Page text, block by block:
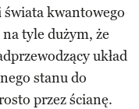
świata kwantowego
tyle dużym, że
układ
stanu do
przez ścianę.